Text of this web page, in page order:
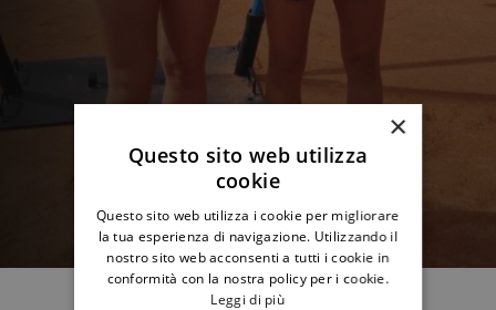
×
Questo sito web utilizza
cookie
Questo sito web utilizza i cookie per migliorare
la tua esperienza di navigazione. Utilizzando il
nostro sito web acconsenti a tutti i cookie in
conformità con la nostra policy per i cookie.
Leggi di più